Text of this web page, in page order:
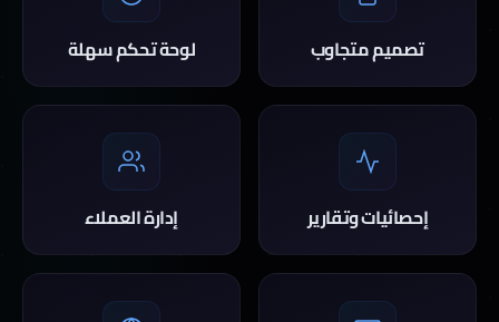
تصميم متجاوب لوحة تحكم سهلة
إحصائيات وتقارير إدارة العملاء